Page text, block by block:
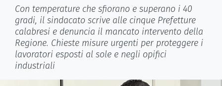
Con temperature che sfiorano e superano i 40
gradi, il sindacato scrive alle cinque Prefetture
calabresi e denuncia il mancato intervento della
Regione. Chieste misure urgenti per proteggere i
lavoratori esposti al sole e negli opifici
industriali